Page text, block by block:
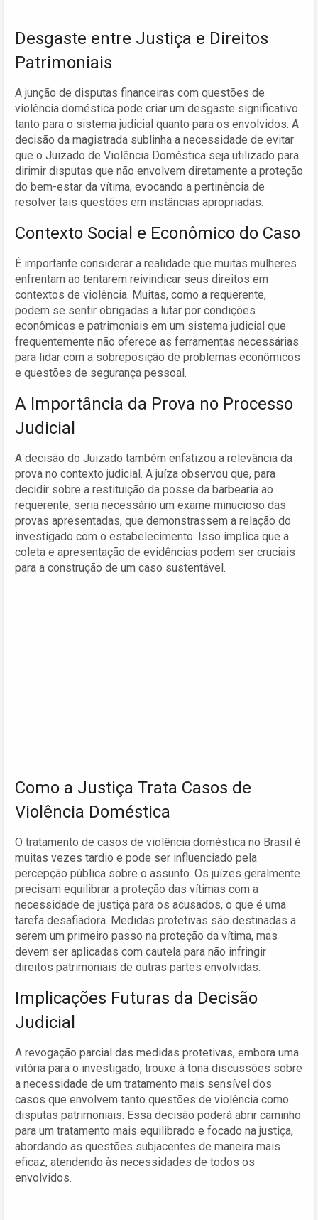
Desgaste entre Justiça e Direitos
Patrimoniais
A junção de disputas financeiras com questões de
violência doméstica pode criar um desgaste significativo
tanto para o sistema judicial quanto para os envolvidos. A
decisão da magistrada sublinha a necessidade de evitar
que o Juizado de Violência Doméstica seja utilizado para
dirimir disputas que não envolvem diretamente a proteção
do bem-estar da vítima, evocando a pertinência de
resolver tais questões em instâncias apropriadas.
Contexto Social e Econômico do Caso
É importante considerar a realidade que muitas mulheres
enfrentam ao tentarem reivindicar seus direitos em
contextos de violência. Muitas, como a requerente,
podem se sentir obrigadas a lutar por condições
econômicas e patrimoniais em um sistema judicial que
frequentemente não oferece as ferramentas necessárias
para lidar com a sobreposição de problemas econômicos
e questões de segurança pessoal.
A Importância da Prova no Processo
Judicial
A decisão do Juizado também enfatizou a relevância da
prova no contexto judicial. A juíza observou que, para
decidir sobre a restituição da posse da barbearia ao
requerente, seria necessário um exame minucioso das
provas apresentadas, que demonstrassem a relação do
investigado com o estabelecimento. Isso implica que a
coleta e apresentação de evidências podem ser cruciais
para a construção de um caso sustentável.
Como a Justiça Trata Casos de
Violência Doméstica
O tratamento de casos de violência doméstica no Brasil é
muitas vezes tardio e pode ser influenciado pela
percepção pública sobre o assunto. Os juízes geralmente
precisam equilibrar a proteção das vítimas com a
necessidade de justiça para os acusados, o que é uma
tarefa desafiadora. Medidas protetivas são destinadas a
serem um primeiro passo na proteção da vítima, mas
devem ser aplicadas com cautela para não infringir
direitos patrimoniais de outras partes envolvidas.
Implicações Futuras da Decisão
Judicial
A revogação parcial das medidas protetivas, embora uma
vitória para o investigado, trouxe à tona discussões sobre
a necessidade de um tratamento mais sensível dos
casos que envolvem tanto questões de violência como
disputas patrimoniais. Essa decisão poderá abrir caminho
para um tratamento mais equilibrado e focado na justiça,
abordando as questões subjacentes de maneira mais
eficaz, atendendo às necessidades de todos os
envolvidos.